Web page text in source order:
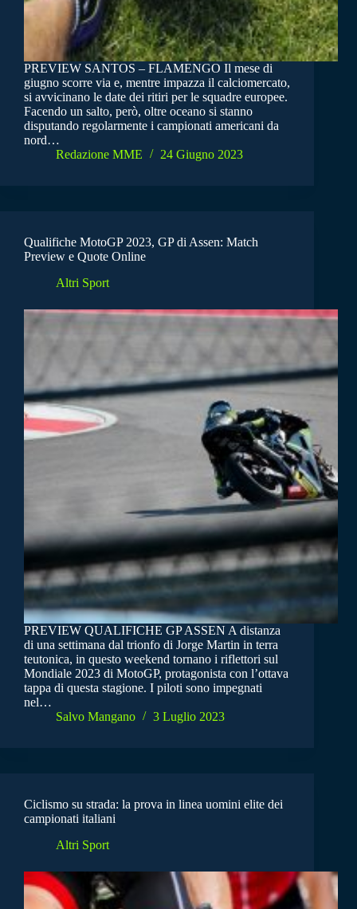
PREVIEW SANTOS – FLAMENGO Il mese di
giugno scorre via e, mentre impazza il calciomercato,
si avvicinano le date dei ritiri per le squadre europee.
Facendo un salto, però, oltre oceano si stanno
disputando regolarmente i campionati americani da
nord…
Redazione MME
24 Giugno 2023
Qualifiche MotoGP 2023, GP di Assen: Match
Preview e Quote Online
Altri Sport
PREVIEW QUALIFICHE GP ASSEN A distanza
di una settimana dal trionfo di Jorge Martin in terra
teutonica, in questo weekend tornano i riflettori sul
Mondiale 2023 di MotoGP, protagonista con l’ottava
tappa di questa stagione. I piloti sono impegnati
nel…
Salvo Mangano
3 Luglio 2023
Ciclismo su strada: la prova in linea uomini elite dei
campionati italiani
Altri Sport